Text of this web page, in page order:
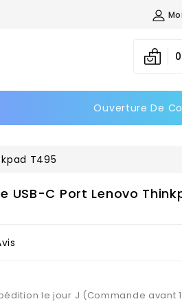
0
Ouverture De
T495
USB-C Port Lenovo
le jour J (Commande avant